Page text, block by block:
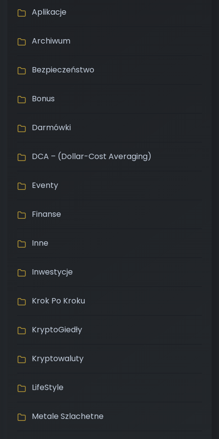
Aplikacje
Archiwum
Bezpieczeństwo
Bonus
Darmówki
DCA – (Dollar-Cost Averaging)
Eventy
Finanse
Inne
Inwestycje
Krok Po Kroku
KryptoGiedły
Kryptowaluty
LifeStyle
Metale Szlachetne